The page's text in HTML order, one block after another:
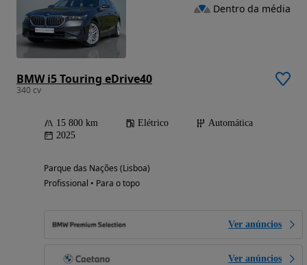
BMW i5 Touring eDrive40
340 cv
15 800 km Elétrico
Automática
2025
Parque das Nações (Lisboa)
Profissional • Para o topo
Ver anúncios
Ver anúncios
Dentro da média